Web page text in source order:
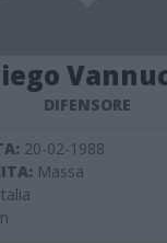
DIFENSORE
20-02-1988
Massa
Italia